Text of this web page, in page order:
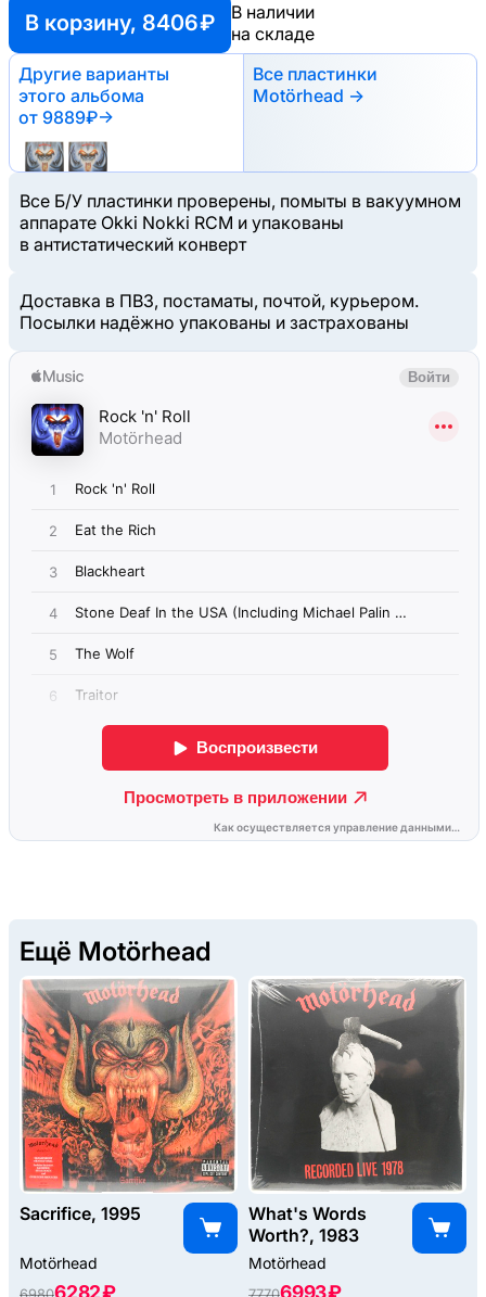
В корзину, 8406 ₽
В наличии
на складе
Другие варианты
этого альбома
от 9889₽→
Все пластинки
Motörhead →
Все Б/У пластинки проверены, помыты в вакуумном
аппарате Okki Nokki RCM и упакованы
в антистатический конверт
Доставка в ПВЗ, постаматы, почтой, курьером.
Посылки надёжно упакованы и застрахованы
Ещё Motörhead
Sacrifice, 1995
Motörhead
What's Words
Worth?, 1983
Motörhead